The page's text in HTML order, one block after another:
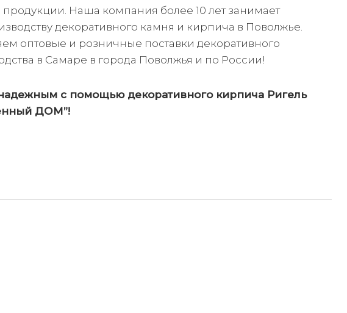
продукции. Наша компания более 10 лет занимает
декоративного камня и кирпича в Поволжье.
оптовые и розничные поставки декоративного
в Самаре в города Поволжья и по России!
с помощью декоративного кирпича Ригель
ДОМ”!